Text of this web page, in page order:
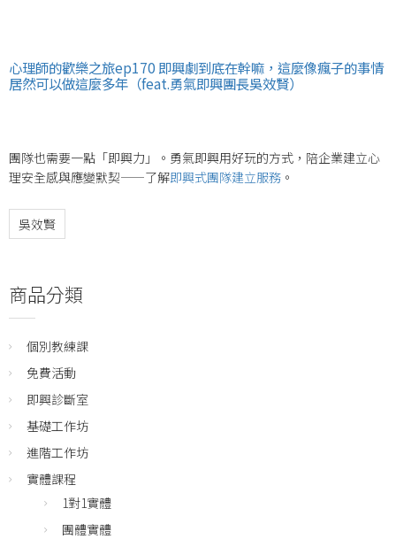
心理師的歡樂之旅ep170 即興劇到底在幹嘛，這麼像瘋子的事情
居然可以做這麼多年（feat.勇氣即興團長吳效賢）
團隊也需要一點「即興力」。勇氣即興用好玩的方式，陪企業建立心
理安全感與應變默契——了解即興式團隊建立服務 。
吳效賢
商品分類
個別教練課
免費活動
即興診斷室
基礎工作坊
進階工作坊
實體課程
1對1實體
團體實體